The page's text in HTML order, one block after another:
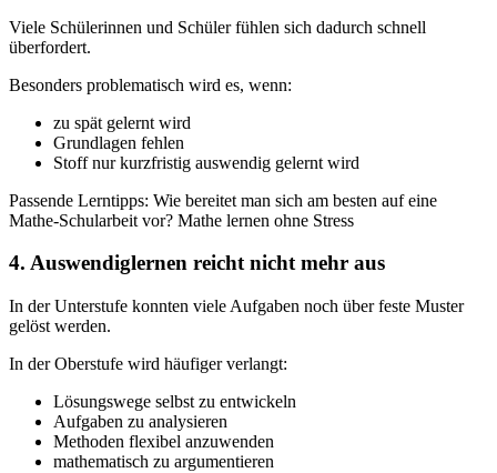
Viele Schülerinnen und Schüler fühlen sich dadurch schnell
überfordert.
Besonders problematisch wird es, wenn:
zu spät gelernt wird
Grundlagen fehlen
Stoff nur kurzfristig auswendig gelernt wird
Passende Lerntipps: Wie bereitet man sich am besten auf eine
Mathe-Schularbeit vor? Mathe lernen ohne Stress
4. Auswendiglernen reicht nicht mehr aus
In der Unterstufe konnten viele Aufgaben noch über feste Muster
gelöst werden.
In der Oberstufe wird häufiger verlangt:
Lösungswege selbst zu entwickeln
Aufgaben zu analysieren
Methoden flexibel anzuwenden
mathematisch zu argumentieren